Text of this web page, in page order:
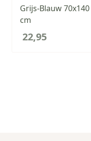
Grijs-Blauw 70x140
cm
22,95